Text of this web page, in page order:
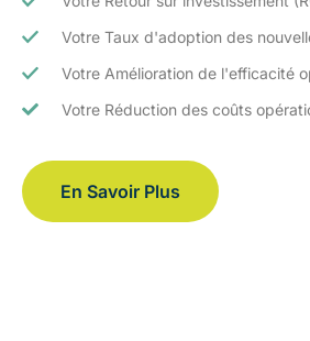
Votre Taux d'adoption des
Votre Amélioration de l'efficacité
Votre Réduction des coûts
En Savoir Plus